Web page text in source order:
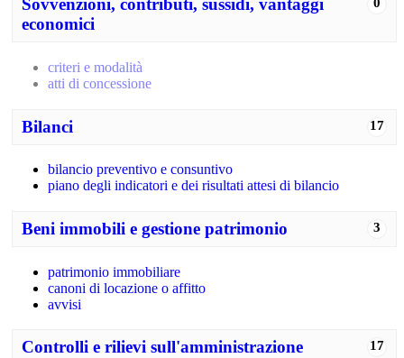
Sovvenzioni, contributi, sussidi, vantaggi
economici
criteri e modalità
atti di concessione
17
Bilanci
bilancio preventivo e consuntivo
piano degli indicatori e dei risultati attesi di bilancio
3
Beni immobili e gestione patrimonio
patrimonio immobiliare
canoni di locazione o affitto
avvisi
17
Controlli e rilievi sull'amministrazione